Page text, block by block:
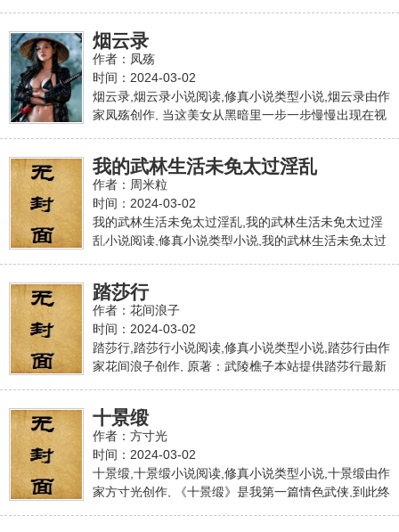
看似仓促的结尾其实另有深意 最后的赢家只有真正冷
血的人才能登上胜利的宝座 主角和反派的性格和行为
虽然截然相反 但都并非绝对的无情无义之人 他们都还
称得上还是人 因为他们都还有底线和原则……本站提
供惊尘溅血最新章节,惊尘溅血最新更新章节,本站免费
稳定急速专业无弹窗
烟云录
作者：凤殇
时间：2024-03-02
烟云录,烟云录小说阅读,修真小说类型小说,烟云录由作
家凤殇创作, 当这美女从黑暗里一步一步慢慢出现在视
的身体,但自己的某处地方很快就硬了,硬的发疼,那是原
始的欲望,一瞬间就被眼前美女诱发出来的欲望。 更要
命的是,美女全身仅着一件薄的不能再薄的轻纱内衣,胸
前两团饱满如雪似冰,雪白肌肤吹弹可破,芊芊玉手欲拒
还迎护着胸前饱满,却也遮不住泄露出来的雪白滑腻,毫
无瑕疵如的修本站提供烟云录最新章节,烟云录最新更
新章节,本站免费稳定急速专业无弹窗
我的武林生活未免太过淫乱
作者：周米粒
时间：2024-03-02
我的武林生活未免太过淫乱,我的武林生活未免太过淫
乱小说阅读,修真小说类型小说,我的武林生活未免太过
晚霞山下的牛家村,父母双亡有妹有房,妹是乖妹,可惜房
子却只是个四处漏风的破草房。 家里还有十亩地,倒是
不少,养活兄妹二人绰绰有余,可惜李轻侯不会种。知道
晚霞山上有个紫霞门,听说了几段江湖大侠的故事,李轻
侯彻底绝了学种地的心。本站提供我的武林生活未免
太过淫乱最新章节,我的武林生活未免太过淫乱最新更
新章节,本站免费稳定急速专业无弹窗
踏莎行
作者：花间浪子
时间：2024-03-02
踏莎行,踏莎行小说阅读,修真小说类型小说,踏莎行由作
家花间浪子创作, 原著：武陵樵子本站提供踏莎行最新
十景缎
作者：方寸光
时间：2024-03-02
十景缎,十景缎小说阅读,修真小说类型小说,十景缎由作
家方寸光创作, 《十景缎》是我第一篇情色武侠,到此终